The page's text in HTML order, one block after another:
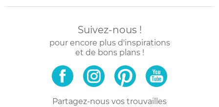
Suivez-nous !
pour encore plus d'inspirations
et de bons plans !
Partagez-nous vos trouvailles